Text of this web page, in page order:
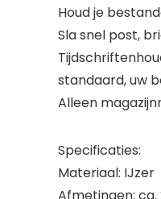
Houd je
Sla snel post,
standaard, uw
Alleen
Specificaties:
Materiaal: IJzer